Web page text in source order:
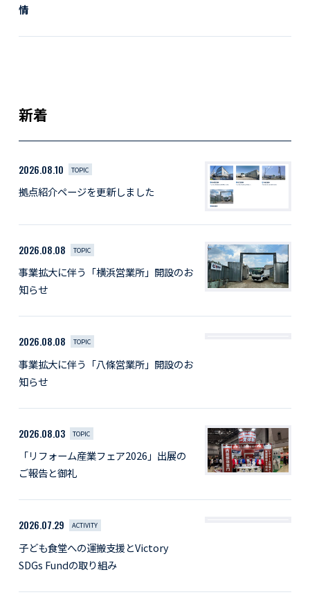
情
新着
2026.08.10 TOPIC
拠点紹介ページを更新しました
2026.08.08 TOPIC
事業拡大に伴う「横浜営業所」開設のお
知らせ
2026.08.08 TOPIC
事業拡大に伴う「八條営業所」開設のお
知らせ
2026.08.03 TOPIC
「リフォーム産業フェア2026」出展の
ご報告と御礼
2026.07.29 ACTIVITY
子ども食堂への運搬支援とVictory
SDGs Fundの取り組み